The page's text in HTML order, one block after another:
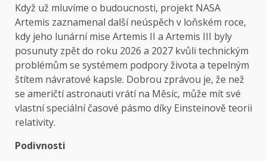
Když už mluvíme o budoucnosti, projekt NASA
Artemis zaznamenal další neúspěch v loňském roce,
kdy jeho lunární mise Artemis II a Artemis III byly
posunuty zpět do roku 2026 a 2027 kvůli technickým
problémům se systémem podpory života a tepelným
štítem návratové kapsle. Dobrou zprávou je, že než
se američtí astronauti vrátí na Měsíc, může mít své
vlastní speciální časové pásmo díky Einsteinově teorii
relativity.
Podivnosti